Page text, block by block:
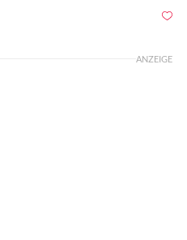
ANZEIGE